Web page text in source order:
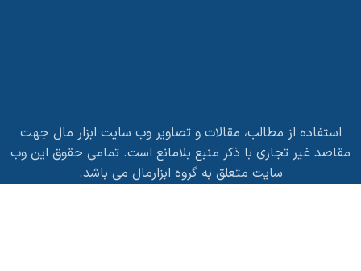
استفاده از مطالب، مقالات و تصاویر وب سایت ابزار مال جهت
مقاصد غیر تجاری با ذکر منبع بلامانع است. تمامی حقوق این وب
سایت متعلق به گروه ابزارمال می باشد.